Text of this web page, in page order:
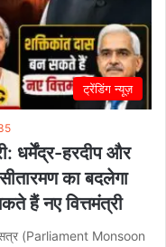
ट्रेंडिंग न्यूज़
धर्मेंद्र-हरदीप और
का बदलेगा
हैं नए वित्तमंत्री
(Parliament Monsoon